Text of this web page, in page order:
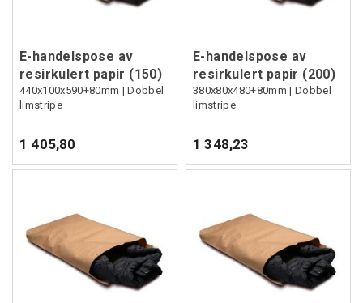
E-handelspose av
resirkulert papir (150)
440x100x590+80mm | Dobbel
limstripe
1 405,80
E-handelspose av
resirkulert papir (200)
380x80x480+80mm | Dobbel
limstripe
1 348,23